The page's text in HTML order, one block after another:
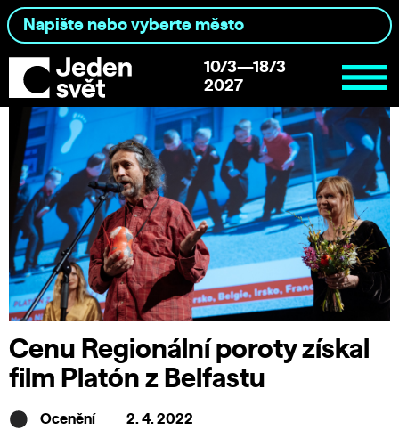
10/3—18/3
2027
Cenu Regionální poroty získal
film Platón z Belfastu
Ocenění 2. 4. 2022